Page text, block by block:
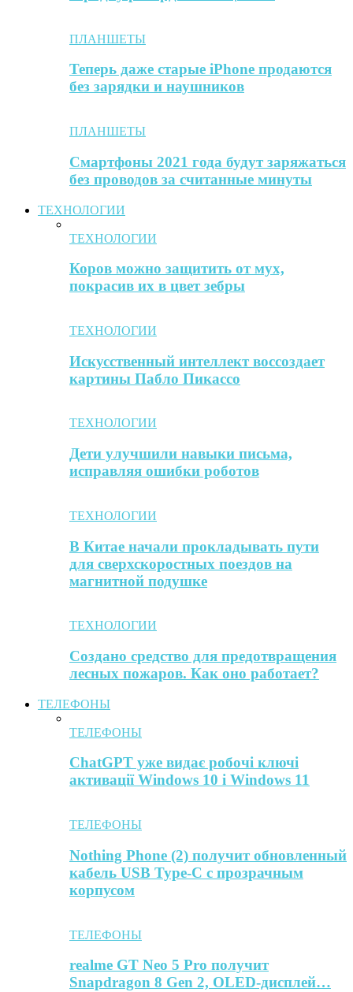
ПЛАНШЕТЫ
Теперь даже старые iPhone продаются
без зарядки и наушников
ПЛАНШЕТЫ
Смартфоны 2021 года будут заряжаться
без проводов за считанные минуты
ТЕХНОЛОГИИ
ТЕХНОЛОГИИ
Коров можно защитить от мух,
покрасив их в цвет зебры
ТЕХНОЛОГИИ
Искусственный интеллект воссоздает
картины Пабло Пикассо
ТЕХНОЛОГИИ
Дети улучшили навыки письма,
исправляя ошибки роботов
ТЕХНОЛОГИИ
В Китае начали прокладывать пути
для сверхскоростных поездов на
магнитной подушке
ТЕХНОЛОГИИ
Создано средство для предотвращения
лесных пожаров. Как оно работает?
ТЕЛЕФОНЫ
ТЕЛЕФОНЫ
ChatGPT уже видає робочі ключі
активації Windows 10 і Windows 11
ТЕЛЕФОНЫ
Nothing Phone (2) получит обновленный
кабель USB Type-C с прозрачным
корпусом
ТЕЛЕФОНЫ
realme GT Neo 5 Pro получит
Snapdragon 8 Gen 2, OLED-дисплей…